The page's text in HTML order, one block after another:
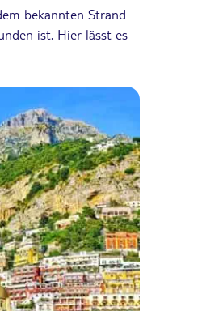
bekannten Strand
ist. Hier lässt es